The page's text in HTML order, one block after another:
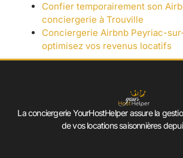
Confier temporairement son
conciergerie à Trouville
Conciergerie Airbnb Peyriac-
optimisez vos revenus locatifs
La conciergerie YourHostHelper assure la
de vos locations saisonnières